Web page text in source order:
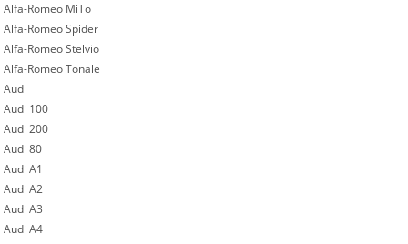
Alfa-Romeo MiTo
Alfa-Romeo Spider
Alfa-Romeo Stelvio
Alfa-Romeo Tonale
Audi
Audi 100
Audi 200
Audi 80
Audi A1
Audi A2
Audi A3
Audi A4